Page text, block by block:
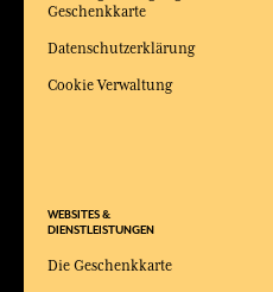
Geschenkkarte
Datenschutzerklärung
Cookie Verwaltung
WEBSITES &
DIENSTLEISTUNGEN
Die Geschenkkarte